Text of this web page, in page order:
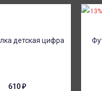
610₽
-13%